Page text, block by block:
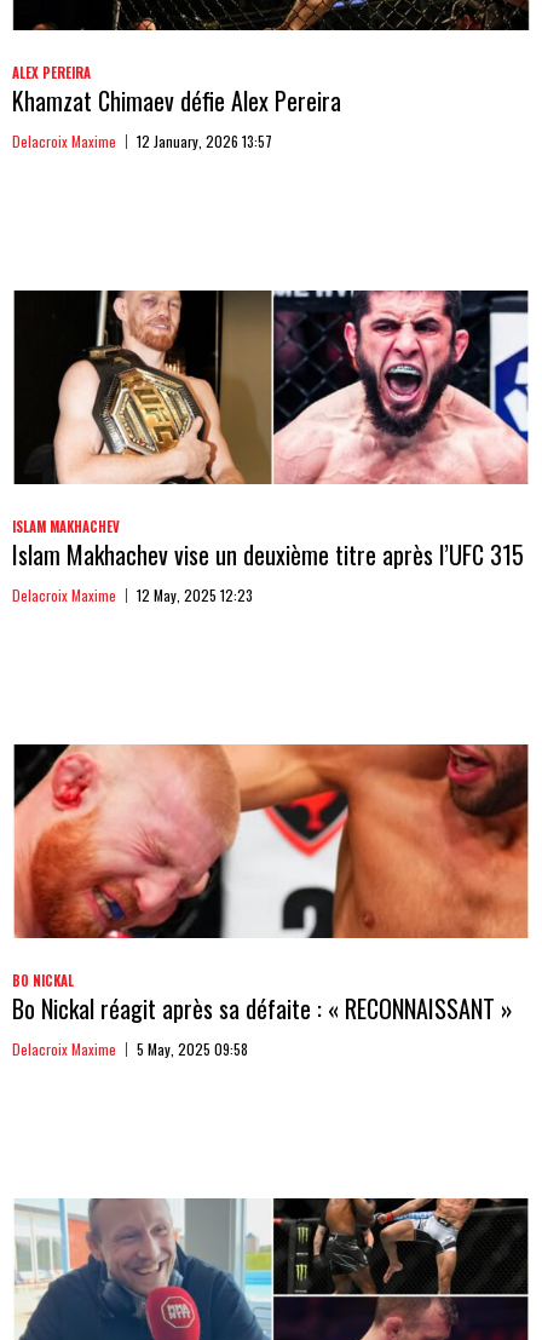
ALEX PEREIRA
Khamzat Chimaev défie Alex Pereira
Delacroix Maxime 12 January, 2026 13:57
ISLAM MAKHACHEV
Islam Makhachev vise un deuxième titre après l’UFC 315
Delacroix Maxime 12 May, 2025 12:23
BO NICKAL
Bo Nickal réagit après sa défaite : « RECONNAISSANT »
Delacroix Maxime 5 May, 2025 09:58